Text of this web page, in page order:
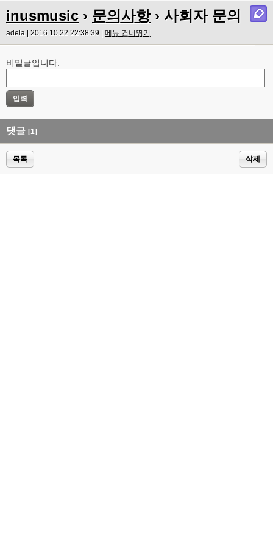
inusmusic › 문의사항› 사회자 문의
adela | 2016.10.22 22:38:39 | 메뉴 건너뛰기
비밀글입니다.
댓글 [1]
목록 삭제